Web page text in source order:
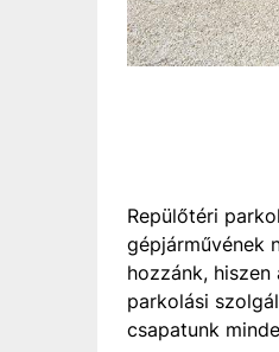
Repülőtéri
gépjárművének
hozzánk,
parkolási
csapatunk